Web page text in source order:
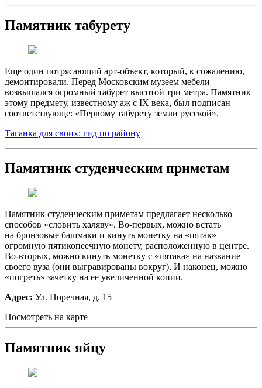
Памятник табурету
Еще один потрясающий арт-объект, который, к сожалению,
демонтировали. Перед Московским музеем мебели
возвышался огромный табурет высотой три метра. Памятник
этому предмету, известному аж с IX века, был подписан
соответствующе: «Первому табурету земли русской».
Таганка для своих: гид по району
Памятник студенческим приметам
Памятник студенческим приметам предлагает несколько
способов «словить халяву». Во-первых, можно встать
на бронзовые башмаки и кинуть монетку на «пятак» —
огромную пятикопеечную монету, расположенную в центре.
Во-вторых, можно кинуть монетку с «пятака» на название
своего вуза (они выгравированы вокруг). И наконец, можно
«погреть» зачетку на ее увеличенной копии.
Адрес: Ул. Поречная, д. 15
Посмотреть на карте
Памятник яйцу